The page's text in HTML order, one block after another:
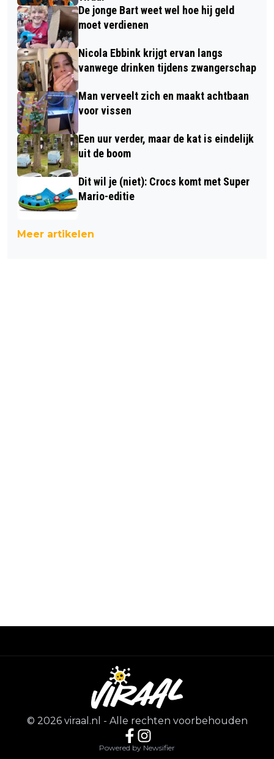
De jonge Bart weet wel hoe hij geld
moet verdienen
Nicola Ebbink krijgt ervan langs
vanwege drinken tijdens zwangerschap
Man verveelt zich en maakt achtbaan
voor vissen
Een uur verder, maar de kat is eindelijk
uit de boom
Dit wil je (niet): Crocs komt met Super
Mario-editie
Meer artikelen
© 2026 viraal.nl - Alle rechten voorbehouden
Powered by Newsifier